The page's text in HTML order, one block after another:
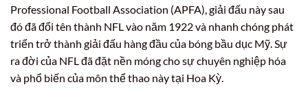
Professional Football Association (APFA), giải đấu này sau
đó đã đổi tên thành NFL vào năm 1922 và nhanh chóng phát
triển trở thành giải đấu hàng đầu của bóng bầu dục Mỹ. Sự
ra đời của NFL đã đặt nền móng cho sự chuyên nghiệp hóa
và phổ biến của môn thể thao này tại Hoa Kỳ.